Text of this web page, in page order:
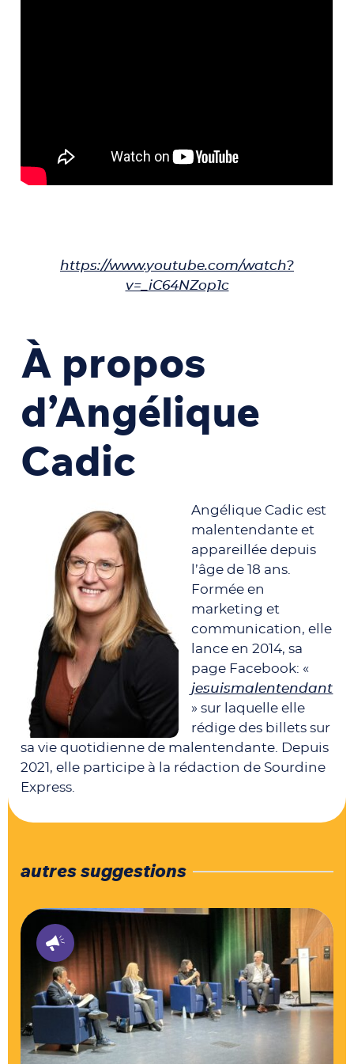
https://www.youtube.com/watch?
v=_iC64NZop1c
À propos
d’Angélique
Cadic
Angélique Cadic est
malentendante et
appareillée depuis
l’âge de 18 ans.
Formée en
marketing et
communication, elle
lance en 2014, sa
page Facebook: «
jesuismalentendant
» sur laquelle elle
rédige des billets sur
sa vie quotidienne de malentendante. Depuis
2021, elle participe à la rédaction de Sourdine
Express.
autres suggestions